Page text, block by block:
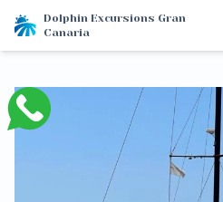
Dolphin Excursions Gran
Canaria